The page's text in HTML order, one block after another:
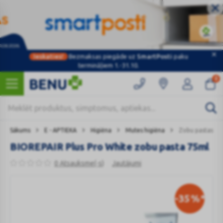
Ieskaties! Bezmaksas piegāde uz SmartPostipaku
termināļiem 1.-31.10.
0
Sākums E - APTIEKA Higiēna Mutes higiēna Zobu pastas
0 Atsauksme(-s) Jautājumi
BIOREPAIR Plus Pro White zobu pasta 75ml
-35%*